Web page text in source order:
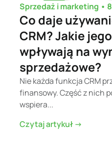
Sprzedaż i marketing •
Co daje
CRM? Jakie
wpływają na
sprzedażowe?
Nie każda funkcja CRM
finansowy. Część z nich
wspiera...
Czytaj artykuł ->